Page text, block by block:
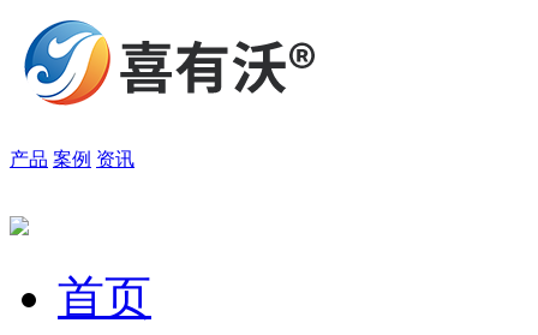
产品 案例 资讯
首页